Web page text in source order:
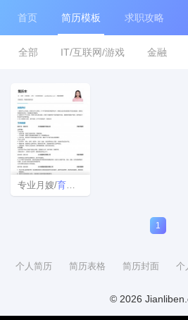
首页 简历模板 求职攻略
全部 IT/互联网/游戏 金融
专业月嫂/育
1
个人简历 简历表格 简历封面 个
© 2026